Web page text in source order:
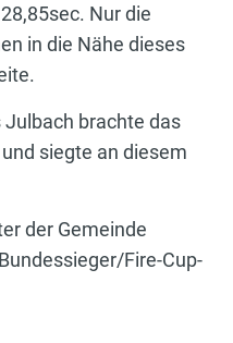
Nur die
in die Nähe dieses
brachte das
siegte an diesem
der Gemeinde
Fire-Cup-